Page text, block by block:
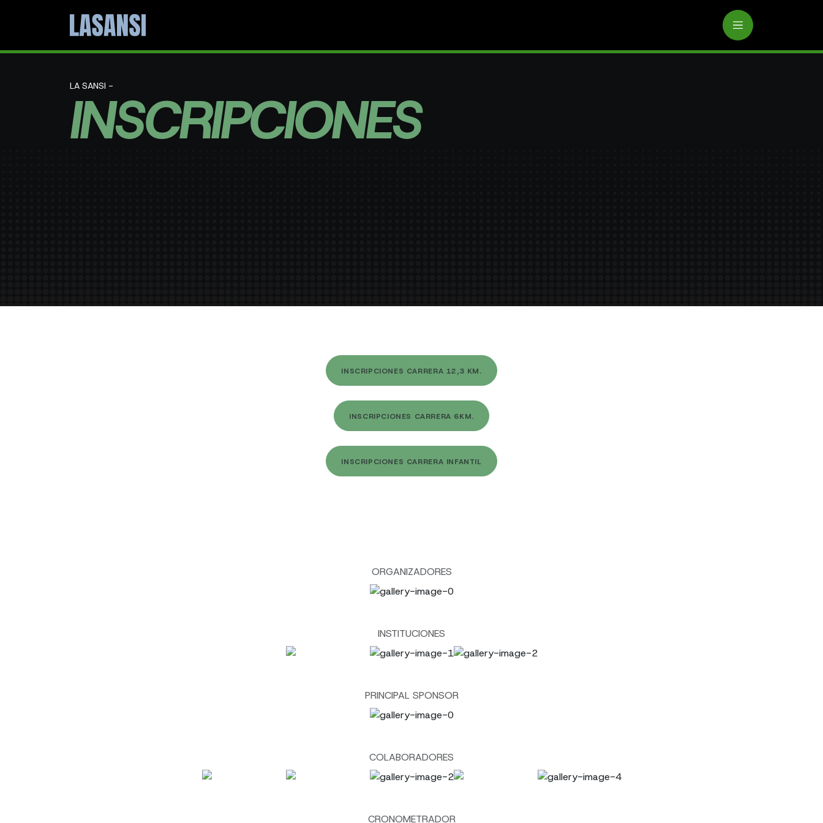
LA SANSI -
INSCRIPCIONES
INSCRIPCIONES CARRERA 12,3 KM.
INSCRIPCIONES CARRERA 6KM.
INSCRIPCIONES CARRERA INFANTIL
ORGANIZADORES
INSTITUCIONES
PRINCIPAL SPONSOR
COLABORADORES
CRONOMETRADOR